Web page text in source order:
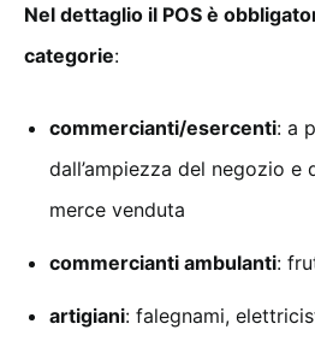
Nel dettaglio il POS è
categorie:
commercianti/esercenti: a
dall’ampiezza del negozio e
merce venduta
commercianti ambulanti:
artigiani: falegnami,